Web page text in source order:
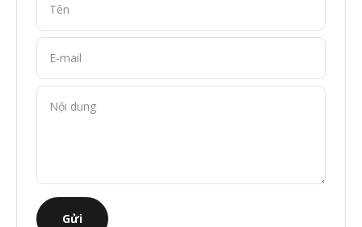
Tên
E-mail
Nội dung
Gửi